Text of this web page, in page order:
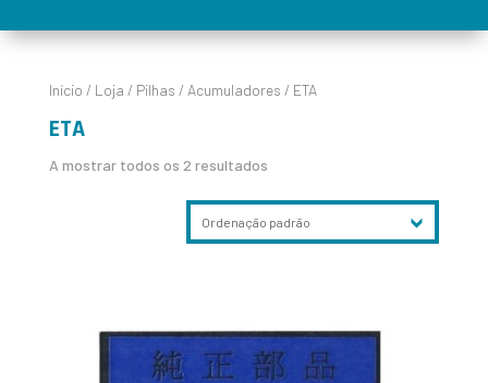
Início / Loja / Pilhas / Acumuladores / ETA
ETA
A mostrar todos os 2 resultados